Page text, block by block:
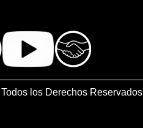
los Derechos Reservados